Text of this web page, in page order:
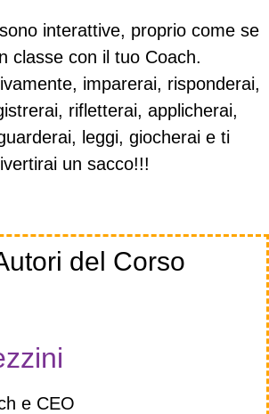
interattive, proprio come se
classe con il tuo Coach.
imparerai, risponderai,
rifletterai, applicherai,
leggi, giocherai e ti
un sacco!!!
del Corso
e CEO